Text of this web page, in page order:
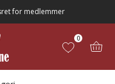
for medlemmer
0